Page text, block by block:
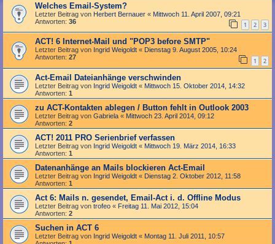
Welches Email-System?
Letzter Beitrag von Herbert Bernauer « Mittwoch 11. April 2007, 09:21
Antworten: 36 1 2 3
ACT! 6 Internet-Mail und "POP3 before SMTP"
Letzter Beitrag von Ingrid Weigoldt « Dienstag 9. August 2005, 10:24
Antworten: 27 1 2
Act-Email Dateianhänge verschwinden
Letzter Beitrag von Ingrid Weigoldt « Mittwoch 15. Oktober 2014, 14:32
Antworten: 1
zu ACT-Kontakten ablegen / Button fehlt in Outlook 2003
Letzter Beitrag von Gabriela « Mittwoch 23. April 2014, 09:12
Antworten: 2
ACT! 2011 PRO Serienbrief verfassen
Letzter Beitrag von Ingrid Weigoldt « Mittwoch 19. März 2014, 16:33
Antworten: 1
Datenanhänge an Mails blockieren Act-Email
Letzter Beitrag von Ingrid Weigoldt « Dienstag 2. Oktober 2012, 11:58
Antworten: 1
Act 6: Mails n. gesendet, Email-Act i. d. Offline Modus
Letzter Beitrag von trofeo « Freitag 11. Mai 2012, 15:04
Antworten: 2
Suchen in ACT 6
Letzter Beitrag von Ingrid Weigoldt « Montag 11. Juli 2011, 10:57